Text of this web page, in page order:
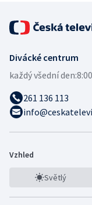
Divácké centrum
každý všední den:
261 136 113
Vzhled
Světlý